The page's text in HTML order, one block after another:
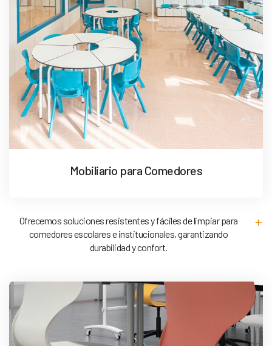
Mobiliario para Comedores
Ofrecemos soluciones resistentes y fáciles de limpiar para
comedores escolares e institucionales, garantizando
durabilidad y confort.